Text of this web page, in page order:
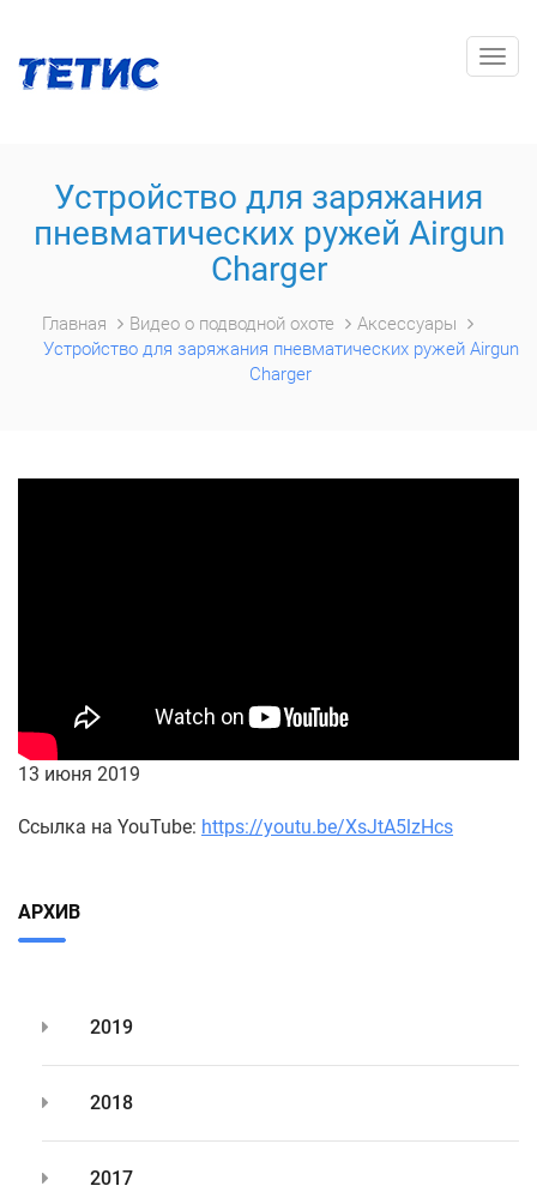
Устройство для заряжания
пневматических ружей Airgun
Charger
Главная Видео о подводной охоте
Аксессуары
Устройство для заряжания пневматических ружей Airgun
Charger
13 июня 2019
Ссылка на YouTube: https://youtu.be/XsJtA5lzHcs
АРХИВ
2019
2018
2017